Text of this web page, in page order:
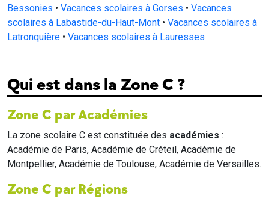
Bessonies • Vacances scolaires à Gorses • Vacances
scolaires à Labastide-du-Haut-Mont • Vacances scolaires à
Latronquière • Vacances scolaires à Lauresses
Qui est dans la Zone C ?
Zone C par Académies
La zone scolaire C est constituée des académies :
Académie de Paris, Académie de Créteil, Académie de
Montpellier, Académie de Toulouse, Académie de Versailles.
Zone C par Régions